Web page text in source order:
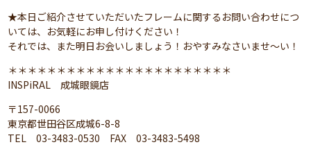
★本日ご紹介させていただいたフレームに関するお問い合わせにつ
いては、お気軽にお申し付けください！
それでは、また明日お会いしましょう！おやすみなさいませ～い！
＊＊＊＊＊＊＊＊＊＊＊＊＊＊＊＊＊＊＊＊＊＊＊
INSPiRAL 成城眼鏡店
〒157-0066
東京都世田谷区成城6-8-8
TEL 03-3483-0530 FAX 03-3483-5498